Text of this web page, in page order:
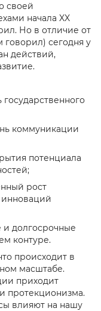
своей
начала XX
Но в отличие от
говорил) сегодня у
действий,
коммуникации
потенциала
рост
долгосрочные
контуре.
происходит в
масштабе.
приходит
протекционизма.
влияют на нашу